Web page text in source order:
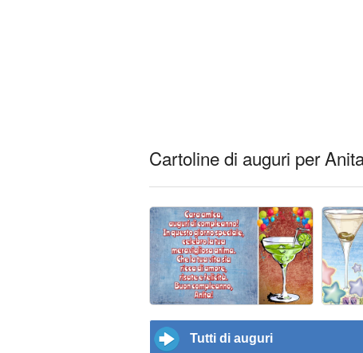
Cartoline di auguri per
Tutti di auguri